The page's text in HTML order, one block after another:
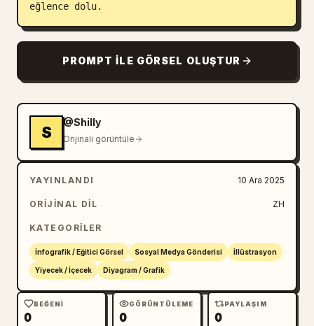
eğlence dolu.
PROMPT ILE GÖRSEL OLUŞTUR
S
@Shilly
Orijinali görüntüle
YAYINLANDI 10 Ara 2025
ORIJINAL DIL ZH
KATEGORILER
İnfografik / Eğitici Görsel Sosyal Medya Gönderisi İllüstrasyon
Yiyecek / İçecek Diyagram / Grafik
BEĞENI
0
GÖRÜNTÜLEME
0
PAYLAŞIM
0